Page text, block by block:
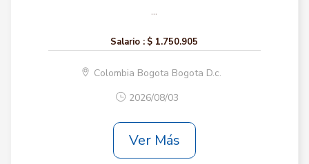
...
Salario : $ 1.750.905
Colombia Bogota Bogota D.c.
2026/08/03
Ver Más